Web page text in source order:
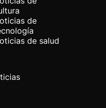
de
de salud